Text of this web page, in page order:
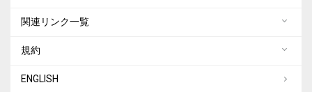
関連リンク一覧
規約
ENGLISH